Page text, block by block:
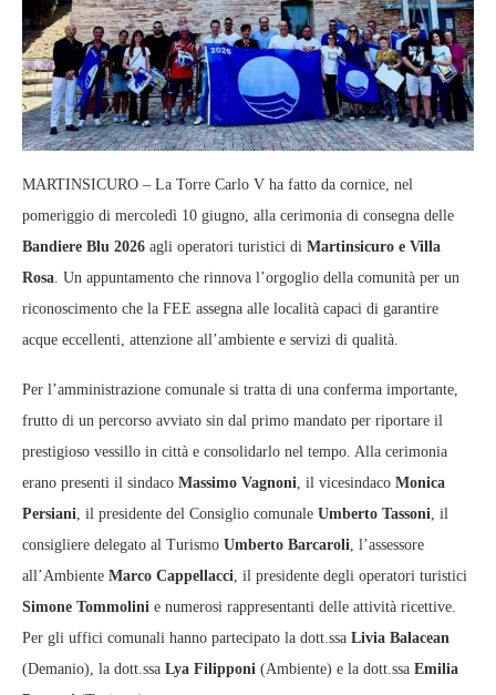
MARTINSICURO – La Torre Carlo V ha fatto da cornice, nel
pomeriggio di mercoledì 10 giugno, alla cerimonia di consegna delle
Bandiere Blu 2026 agli operatori turistici di Martinsicuro e Villa
Rosa . Un appuntamento che rinnova l’orgoglio della comunità per un
riconoscimento che la FEE assegna alle località capaci di garantire
acque eccellenti, attenzione all’ambiente e servizi di qualità.
Per l’amministrazione comunale si tratta di una conferma importante,
frutto di un percorso avviato sin dal primo mandato per riportare il
prestigioso vessillo in città e consolidarlo nel tempo. Alla cerimonia
erano presenti il sindaco Massimo Vagnoni , il vicesindaco Monica
Persiani , il presidente del Consiglio comunale Umberto Tassoni , il
consigliere delegato al Turismo Umberto Barcaroli , l’assessore
all’Ambiente Marco Cappellacci , il presidente degli operatori turistici
Simone Tommolini e numerosi rappresentanti delle attività ricettive.
Per gli uffici comunali hanno partecipato la dott.ssa Livia Balacean
(Demanio), la dott.ssa Lya Filipponi (Ambiente) e la dott.ssa Emilia